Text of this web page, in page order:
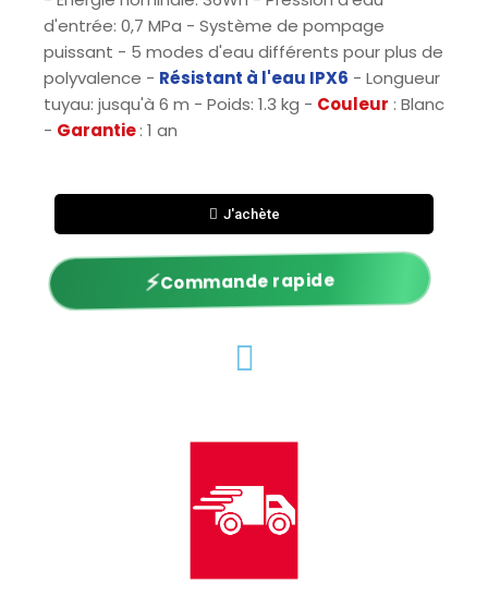
d'entrée: 0,7 MPa - Système de pompage
puissant - 5 modes d'eau différents pour plus de
polyvalence - Résistant à l'eau IPX6 - Longueur
tuyau: jusqu'à 6 m - Poids: 1.3 kg - Couleur : Blanc
- Garantie: 1 an
J'achète
⚡Commande rapide